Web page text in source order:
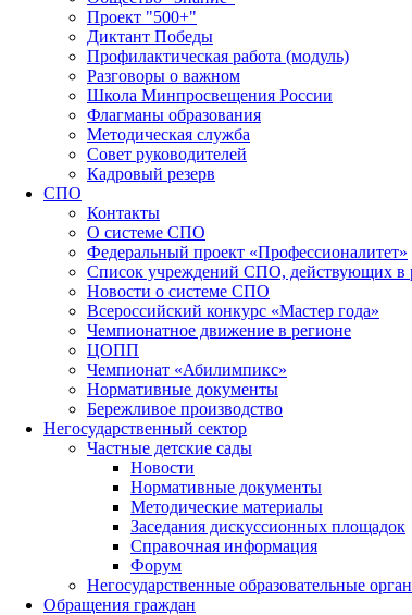
Проект "500+"
Диктант Победы
Профилактическая работа (модуль)
Разговоры о важном
Школа Минпросвещения России
Флагманы образования
Методическая служба
Совет руководителей
Кадровый резерв
СПО
Контакты
О системе СПО
Федеральный проект «Профессионалитет»
Список учреждений СПО, действующих в
Новости о системе СПО
Всероссийский конкурс «Мастер года»
Чемпионатное движение в регионе
ЦОПП
Чемпионат «Абилимпикс»
Нормативные документы
Бережливое производство
Негосударственный сектор
Частные детские сады
Новости
Нормативные документы
Методические материалы
Заседания дискуссионных площадок
Справочная информация
Форум
Негосударственные образовательные
Обращения граждан